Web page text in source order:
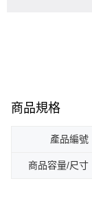
商品規格
產品編號
商品容量/尺寸